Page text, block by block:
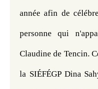
année afin de
personne qui
Claudine de Tencin.
la SIÉFÉGP Dina